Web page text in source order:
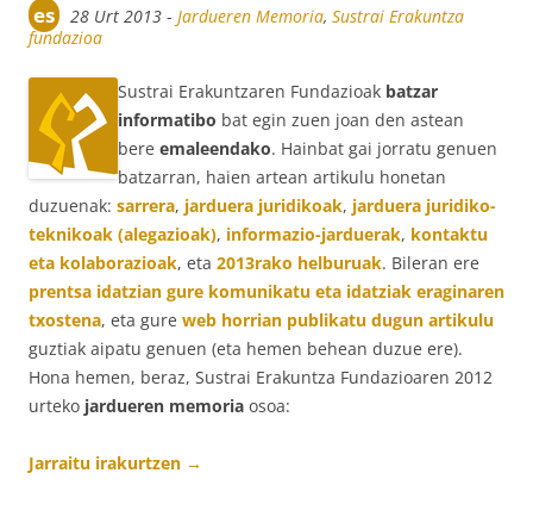
es 28 Urt 2013 -Jardueren Memoria,Sustrai Erakuntza
fundazioa
Sustrai Erakuntzaren Fundazioak batzar
informatibo bat egin zuen joan den astean
bere emaleendako. Hainbat gai jorratu genuen
batzarran, haien artean artikulu honetan
duzuenak: sarrera, jarduera juridikoak, jarduera juridiko-
teknikoak (alegazioak), informazio-jarduerak, kontaktu
eta kolaborazioak, eta 2013rako helburuak. Bileran ere
prentsa idatzian gure komunikatu eta idatziak eraginaren
txostena, eta gure web horrian publikatu dugun artikulu
guztiak aipatu genuen (eta hemen behean duzue ere).
Hona hemen, beraz, Sustrai Erakuntza Fundazioaren 2012
urteko jardueren memoria osoa:
Jarraitu irakurtzen →